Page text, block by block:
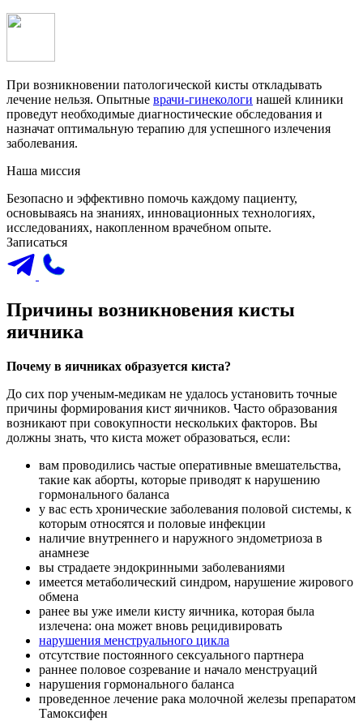
При возникновении патологической кисты откладывать
лечение нельзя. Опытные врачи-гинекологи нашей клиники
проведут необходимые диагностические обследования и
назначат оптимальную терапию для успешного излечения
заболевания.
Наша миссия
Безопасно и эффективно помочь каждому пациенту,
основываясь на знаниях, инновационных технологиях,
исследованиях, накопленном врачебном опыте.
Записаться
Причины возникновения кисты
яичника
Почему в яичниках образуется киста?
До сих пор ученым-медикам не удалось установить точные
причины формирования кист яичников. Часто образования
возникают при совокупности нескольких факторов. Вы
должны знать, что киста может образоваться, если:
вам проводились частые оперативные вмешательства,
такие как аборты, которые приводят к нарушению
гормонального баланса
у вас есть хронические заболевания половой системы, к
которым относятся и половые инфекции
наличие внутреннего и наружного эндометриоза в
анамнезе
вы страдаете эндокринными заболеваниями
имеется метаболический синдром, нарушение жирового
обмена
ранее вы уже имели кисту яичника, которая была
излечена: она может вновь рецидивировать
нарушения менструального цикла
отсутствие постоянного сексуального партнера
раннее половое созревание и начало менструаций
нарушения гормонального баланса
проведенное лечение рака молочной железы препаратом
Тамоксифен